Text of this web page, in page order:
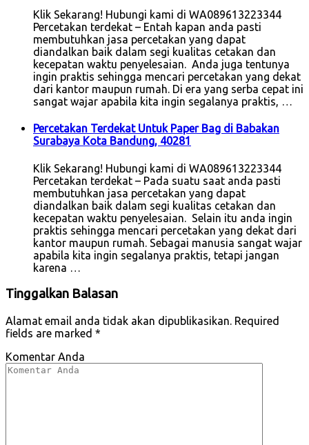
Klik Sekarang! Hubungi kami di WA089613223344
Percetakan terdekat – Entah kapan anda pasti
membutuhkan jasa percetakan yang dapat
diandalkan baik dalam segi kualitas cetakan dan
kecepatan waktu penyelesaian. Anda juga tentunya
ingin praktis sehingga mencari percetakan yang dekat
dari kantor maupun rumah. Di era yang serba cepat ini
sangat wajar apabila kita ingin segalanya praktis, …
Percetakan Terdekat Untuk Paper Bag di Babakan
Surabaya Kota Bandung, 40281
Klik Sekarang! Hubungi kami di WA089613223344
Percetakan terdekat – Pada suatu saat anda pasti
membutuhkan jasa percetakan yang dapat
diandalkan baik dalam segi kualitas cetakan dan
kecepatan waktu penyelesaian. Selain itu anda ingin
praktis sehingga mencari percetakan yang dekat dari
kantor maupun rumah. Sebagai manusia sangat wajar
apabila kita ingin segalanya praktis, tetapi jangan
karena …
Tinggalkan Balasan
Alamat email anda tidak akan dipublikasikan. Required
fields are marked *
Komentar Anda